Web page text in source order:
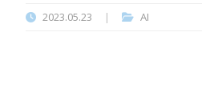
2023.05.23 | AI